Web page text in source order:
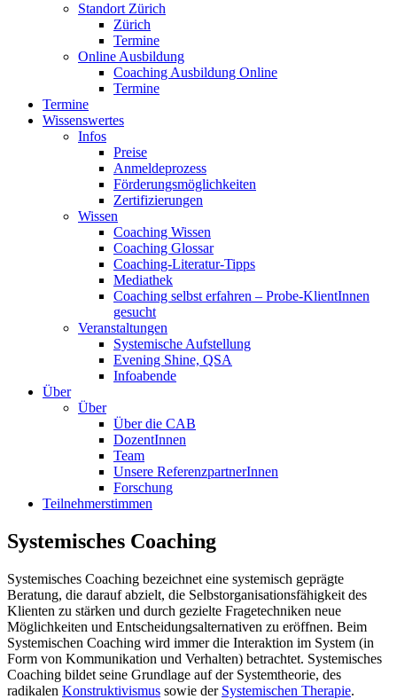
Standort Zürich
Zürich
Termine
Online Ausbildung
Coaching Ausbildung Online
Termine
Termine
Wissenswertes
Infos
Preise
Anmeldeprozess
Förderungsmöglichkeiten
Zertifizierungen
Wissen
Coaching Wissen
Coaching Glossar
Coaching-Literatur-Tipps
Mediathek
Coaching selbst erfahren – Probe-KlientInnen
gesucht
Veranstaltungen
Systemische Aufstellung
Evening Shine, QSA
Infoabende
Über
Über
Über die CAB
DozentInnen
Team
Unsere ReferenzpartnerInnen
Forschung
Teilnehmerstimmen
Systemisches Coaching
Systemisches Coaching bezeichnet eine systemisch geprägte
Beratung, die darauf abzielt, die Selbstorganisationsfähigkeit des
Klienten zu stärken und durch gezielte Fragetechniken neue
Möglichkeiten und Entscheidungsalternativen zu eröffnen. Beim
Systemischen Coaching wird immer die Interaktion im System (in
Form von Kommunikation und Verhalten) betrachtet. Systemisches
Coaching bildet seine Grundlage auf der Systemtheorie, des
radikalen Konstruktivismus sowie der Systemischen Therapie.